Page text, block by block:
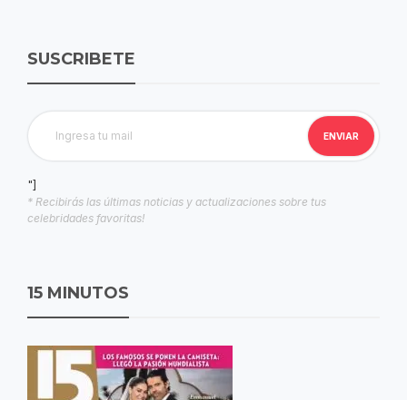
SUSCRIBETE
"]
* Recibirás las últimas noticias y actualizaciones sobre tus
celebridades favoritas!
15 MINUTOS